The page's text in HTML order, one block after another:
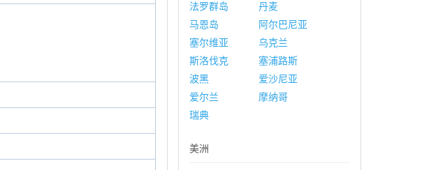
法罗群岛
丹麦
马恩岛
阿尔巴尼亚
塞尔维亚
乌克兰
斯洛伐克
塞浦路斯
波黑
爱沙尼亚
爱尔兰
摩纳哥
瑞典
美洲